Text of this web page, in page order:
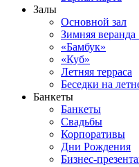
Залы
Основной зал
Зимняя веранда
«Бамбук»
«Куб»
Летняя терраса
Беседки на
Банкеты
Банкеты
Свадьбы
Корпоративы
Дни Рождения
Бизнес-